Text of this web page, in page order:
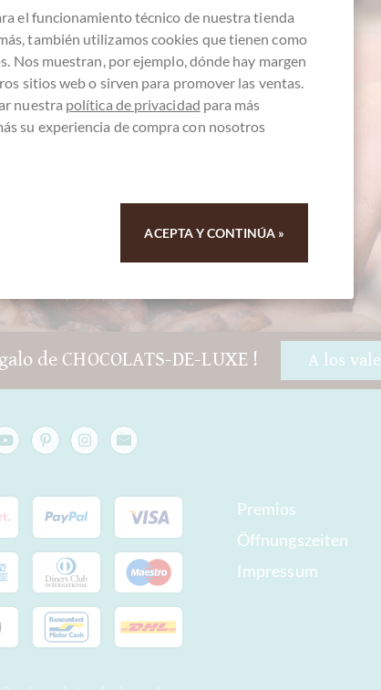
al cliente
88 99 84
de CHOCOLATS-DE-LUXE ! A los
Premios
Öffnungszeiten
Impressum
el funcionamiento técnico de nuestra tienda
también utilizamos cookies que tienen como
Nos muestran, por ejemplo, dónde hay margen
sitios web o sirven para promover las ventas.
nuestra política de privacidad para más
su experiencia de compra con nosotros
ACEPTA Y CONTINÚA »